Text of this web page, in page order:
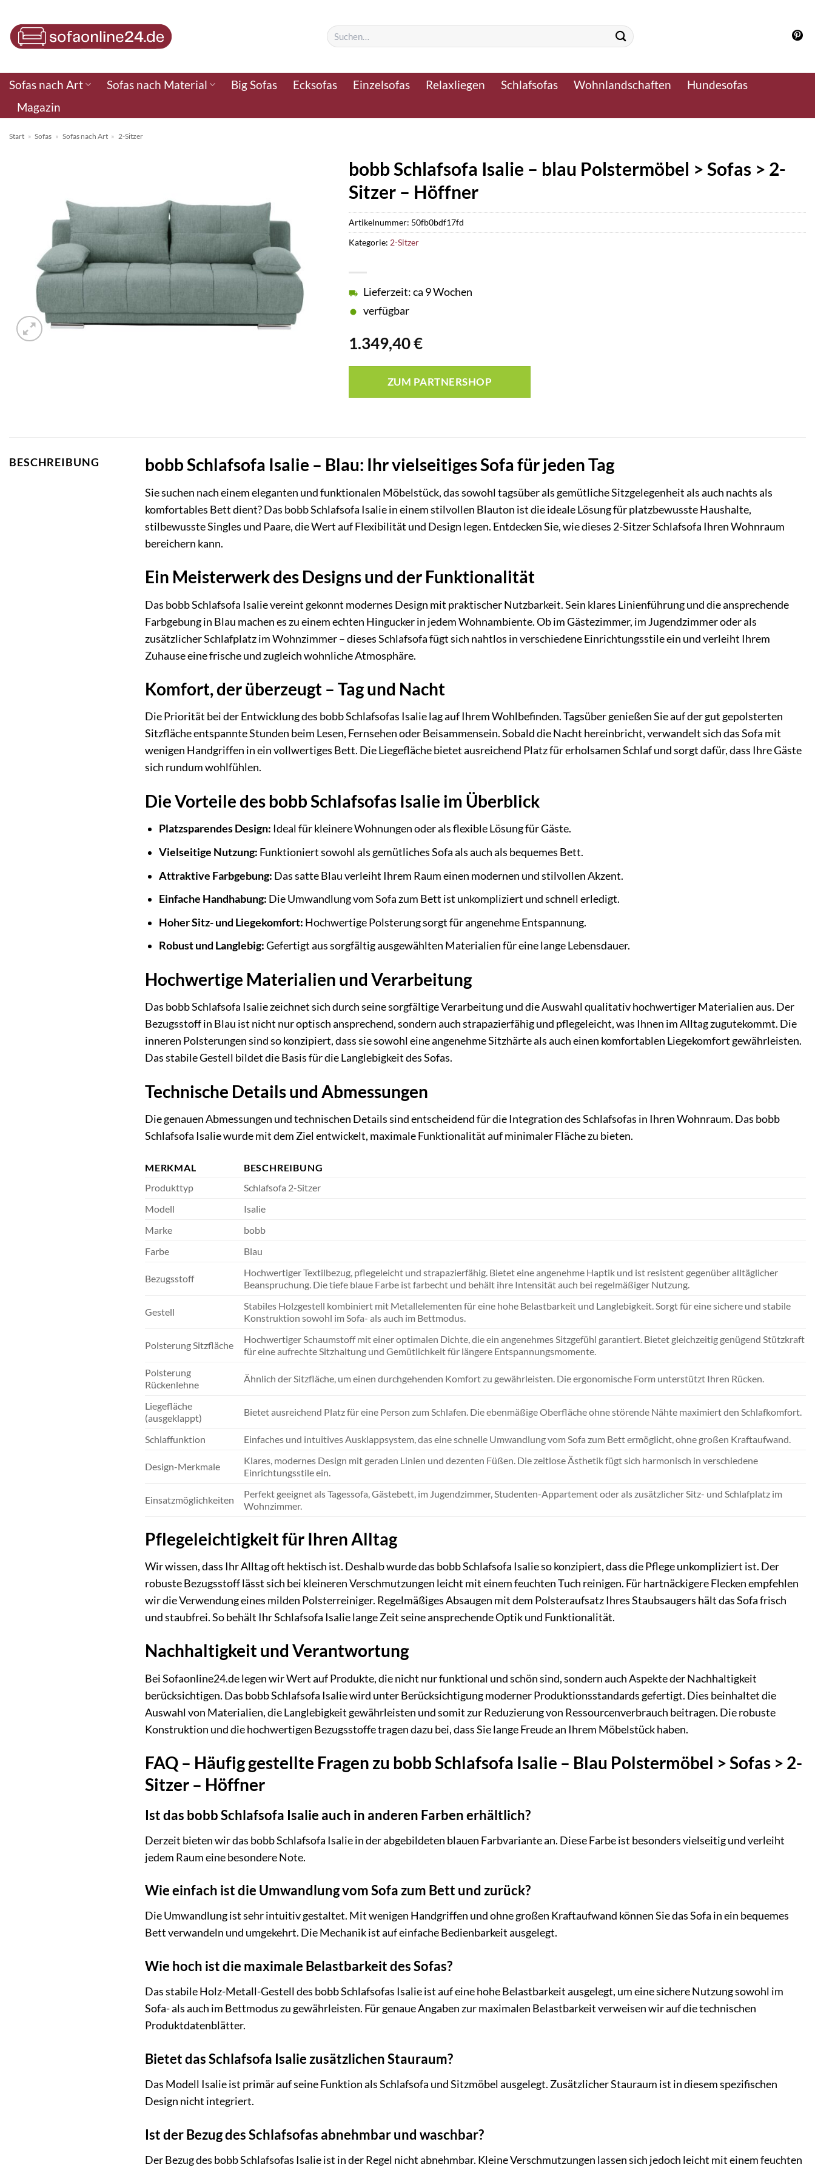
Inhalt
springen
Suchen
nach:
Sofas nach Art Sofas nach Material Big Sofas Ecksofas Einzelsofas Relaxliegen Schlafsofas Wohnlandschaften
Hundesofas
Magazin
Start » Sofas » Sofas nach Art » 2-Sitzer
bobb Schlafsofa Isalie – blau Polstermöbel > Sofas > 2-
Sitzer – Höffner
1.349,40€
Lieferzeit: ca 9 Wochen
verfügbar
ZUM PARTNERSHOP
Artikelnummer: 50fb0bdf17fd
Kategorie: 2-Sitzer
BESCHREIBUNG bobb Schlafsofa Isalie – Blau: Ihr vielseitiges Sofa für jeden Tag
Sie suchen nach einem eleganten und funktionalen Möbelstück, das sowohl tagsüber als gemütliche Sitzgelegenheit als auch nachts als
komfortables Bett dient? Das bobb Schlafsofa Isalie in einem stilvollen Blauton ist die ideale Lösung für platzbewusste Haushalte,
stilbewusste Singles und Paare, die Wert auf Flexibilität und Design legen. Entdecken Sie, wie dieses 2-Sitzer Schlafsofa Ihren Wohnraum
bereichern kann.
Ein Meisterwerk des Designs und der Funktionalität
Das bobb Schlafsofa Isalie vereint gekonnt modernes Design mit praktischer Nutzbarkeit. Sein klares Linienführung und die ansprechende
Farbgebung in Blau machen es zu einem echten Hingucker in jedem Wohnambiente. Ob im Gästezimmer, im Jugendzimmer oder als
zusätzlicher Schlafplatz im Wohnzimmer – dieses Schlafsofa fügt sich nahtlos in verschiedene Einrichtungsstile ein und verleiht Ihrem
Zuhause eine frische und zugleich wohnliche Atmosphäre.
Komfort, der überzeugt – Tag und Nacht
Die Priorität bei der Entwicklung des bobb Schlafsofas Isalie lag auf Ihrem Wohlbefinden. Tagsüber genießen Sie auf der gut gepolsterten
Sitzfläche entspannte Stunden beim Lesen, Fernsehen oder Beisammensein. Sobald die Nacht hereinbricht, verwandelt sich das Sofa mit
wenigen Handgriffen in ein vollwertiges Bett. Die Liegefläche bietet ausreichend Platz für erholsamen Schlaf und sorgt dafür, dass Ihre Gäste
sich rundum wohlfühlen.
Die Vorteile des bobb Schlafsofas Isalie im Überblick
Platzsparendes Design: Ideal für kleinere Wohnungen oder als flexible Lösung für Gäste.
Vielseitige Nutzung: Funktioniert sowohl als gemütliches Sofa als auch als bequemes Bett.
Attraktive Farbgebung: Das satte Blau verleiht Ihrem Raum einen modernen und stilvollen Akzent.
Einfache Handhabung: Die Umwandlung vom Sofa zum Bett ist unkompliziert und schnell erledigt.
Hoher Sitz- und Liegekomfort: Hochwertige Polsterung sorgt für angenehme Entspannung.
Robust und Langlebig:Gefertigt aus sorgfältig ausgewählten Materialien für eine lange Lebensdauer.
Hochwertige Materialien und Verarbeitung
Das bobb Schlafsofa Isalie zeichnet sich durch seine sorgfältige Verarbeitung und die Auswahl qualitativ hochwertiger Materialien aus. Der
Bezugsstoff in Blau ist nicht nur optisch ansprechend, sondern auch strapazierfähig und pflegeleicht, was Ihnen im Alltag zugutekommt. Die
inneren Polsterungen sind so konzipiert, dass sie sowohl eine angenehme Sitzhärte als auch einen komfortablen Liegekomfort gewährleisten.
Das stabile Gestell bildet die Basis für die Langlebigkeit des Sofas.
Technische Details und Abmessungen
Die genauen Abmessungen und technischen Details sind entscheidend für die Integration des Schlafsofas in Ihren Wohnraum. Das bobb
Schlafsofa Isalie wurde mit dem Ziel entwickelt, maximale Funktionalität auf minimaler Fläche zu bieten.
MERKMAL
BESCHREIBUNG
Produkttyp
Schlafsofa 2-Sitzer
Modell
Isalie
Marke
bobb
Farbe
Blau
Bezugsstoff
Hochwertiger Textilbezug, pflegeleicht und strapazierfähig. Bietet eine angenehme Haptik und ist resistent gegenüber alltäglicher
Beanspruchung. Die tiefe blaue Farbe ist farbecht und behält ihre Intensität auch bei regelmäßiger Nutzung.
Gestell
Stabiles Holzgestell kombiniert mit Metallelementen für eine hohe Belastbarkeit und Langlebigkeit. Sorgt für eine sichere und stabile
Konstruktion sowohl im Sofa- als auch im Bettmodus.
Polsterung Sitzfläche
Hochwertiger Schaumstoff mit einer optimalen Dichte, die ein angenehmes Sitzgefühl garantiert. Bietet gleichzeitig genügend Stützkraft
für eine aufrechte Sitzhaltung und Gemütlichkeit für längere Entspannungsmomente.
Polsterung
Rückenlehne
Ähnlich der Sitzfläche, um einen durchgehenden Komfort zu gewährleisten. Die ergonomische Form unterstützt Ihren Rücken.
Liegefläche
(ausgeklappt)
Bietet ausreichend Platz für eine Person zum Schlafen. Die ebenmäßige Oberfläche ohne störende Nähte maximiert den Schlafkomfort.
Schlaffunktion Einfaches und intuitives Ausklappsystem, das eine schnelle Umwandlung vom Sofa zum Bett ermöglicht, ohne großen Kraftaufwand.
Design-Merkmale
Klares, modernes Design mit geraden Linien und dezenten Füßen. Die zeitlose Ästhetik fügt sich harmonisch in verschiedene
Einrichtungsstile ein.
Einsatzmöglichkeiten
Perfekt geeignet als Tagessofa, Gästebett, im Jugendzimmer, Studenten-Appartement oder als zusätzlicher Sitz- und Schlafplatz im
Wohnzimmer.
Pflegeleichtigkeit für Ihren Alltag
Wir wissen, dass Ihr Alltag oft hektisch ist. Deshalb wurde das bobb Schlafsofa Isalie so konzipiert, dass die Pflege unkompliziert ist. Der
robuste Bezugsstoff lässt sich bei kleineren Verschmutzungen leicht mit einem feuchten Tuch reinigen. Für hartnäckigere Flecken empfehlen
wir die Verwendung eines milden Polsterreiniger. Regelmäßiges Absaugen mit dem Polsteraufsatz Ihres Staubsaugers hält das Sofa frisch
und staubfrei. So behält Ihr Schlafsofa Isalie lange Zeit seine ansprechende Optik und Funktionalität.
Nachhaltigkeit und Verantwortung
Bei Sofaonline24.de legen wir Wert auf Produkte, die nicht nur funktional und schön sind, sondern auch Aspekte der Nachhaltigkeit
berücksichtigen. Das bobb Schlafsofa Isalie wird unter Berücksichtigung moderner Produktionsstandards gefertigt. Dies beinhaltet die
Auswahl von Materialien, die Langlebigkeit gewährleisten und somit zur Reduzierung von Ressourcenverbrauch beitragen. Die robuste
Konstruktion und die hochwertigen Bezugsstoffe tragen dazu bei, dass Sie lange Freude an Ihrem Möbelstück haben.
FAQ – Häufig gestellte Fragen zu bobb Schlafsofa Isalie – Blau Polstermöbel > Sofas > 2-
Sitzer – Höffner
Ist das bobb Schlafsofa Isalie auch in anderen Farben erhältlich?
Derzeit bieten wir das bobb Schlafsofa Isalie in der abgebildeten blauen Farbvariante an. Diese Farbe ist besonders vielseitig und verleiht
jedem Raum eine besondere Note.
Wie einfach ist die Umwandlung vom Sofa zum Bett und zurück?
Die Umwandlung ist sehr intuitiv gestaltet. Mit wenigen Handgriffen und ohne großen Kraftaufwand können Sie das Sofa in ein bequemes
Bett verwandeln und umgekehrt. Die Mechanik ist auf einfache Bedienbarkeit ausgelegt.
Wie hoch ist die maximale Belastbarkeit des Sofas?
Das stabile Holz-Metall-Gestell des bobb Schlafsofas Isalie ist auf eine hohe Belastbarkeit ausgelegt, um eine sichere Nutzung sowohl im
Sofa- als auch im Bettmodus zu gewährleisten. Für genaue Angaben zur maximalen Belastbarkeit verweisen wir auf die technischen
Produktdatenblätter.
Bietet das Schlafsofa Isalie zusätzlichen Stauraum?
Das Modell Isalie ist primär auf seine Funktion als Schlafsofa und Sitzmöbel ausgelegt. Zusätzlicher Stauraum ist in diesem spezifischen
Design nicht integriert.
Ist der Bezug des Schlafsofas abnehmbar und waschbar?
Der Bezug des bobb Schlafsofas Isalie ist in der Regel nicht abnehmbar. Kleine Verschmutzungen lassen sich jedoch leicht mit einem feuchten